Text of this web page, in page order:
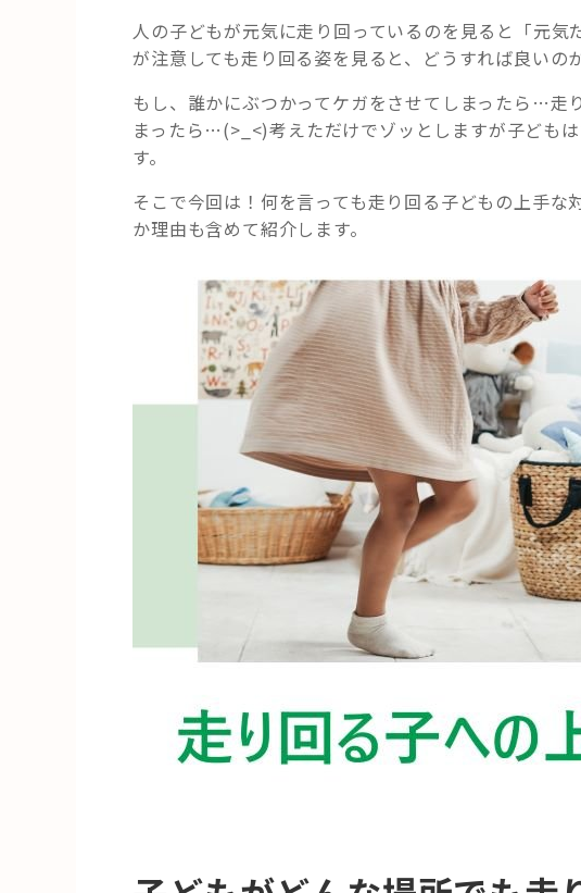
人の子どもが元気に走り回っているのを見ると「元
が注意しても走り回る姿を見ると、どうすれば良いの
もし、誰かにぶつかってケガをさせてしまったら…走
まったら…(>_<)考えただけでゾッとしますが子ども
す。
そこで今回は！何を言っても走り回る子どもの上手
か理由も含めて紹介します。